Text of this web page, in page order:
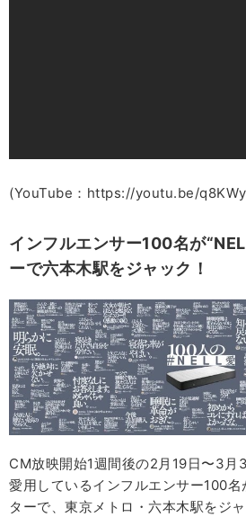
(YouTube：https://youtu.be/
インフルエンサー100名が
ーで六本木駅をジャック！
CM放映開始1週間後の2月19日〜3月
愛用しているインフルエンサー100名
ターで、東京メトロ・六本木駅をジャ